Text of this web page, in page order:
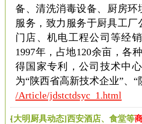
备、清洗消毒设备、厨房
服务，致力服务于厨具工
门店、机电工程公司等经
1997年，占地120余亩，各
得国家专利，公司技术中
为“陕西省高新技术企业”、
/Article/jdstctdsyc_1.html
[大明厨具动态]西安酒店、食堂等